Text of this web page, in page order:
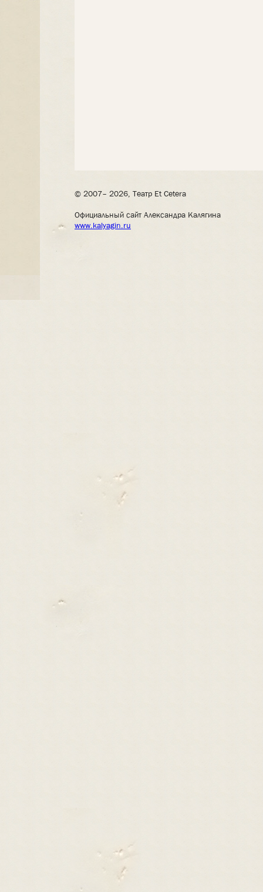
© 2007– 2026, Театр Et Cetera
Официальный сайт Александра Калягина
www.kalyagin.ru